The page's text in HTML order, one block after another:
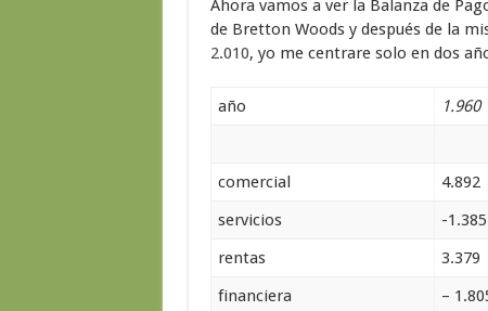
Ahora vamos a ver la Balanza de
de Bretton Woods y después de la
2.010, yo me centrare solo en dos
año 1.960
comercial 4.892
servicios
-1.385
rentas
3.379
financiera
–